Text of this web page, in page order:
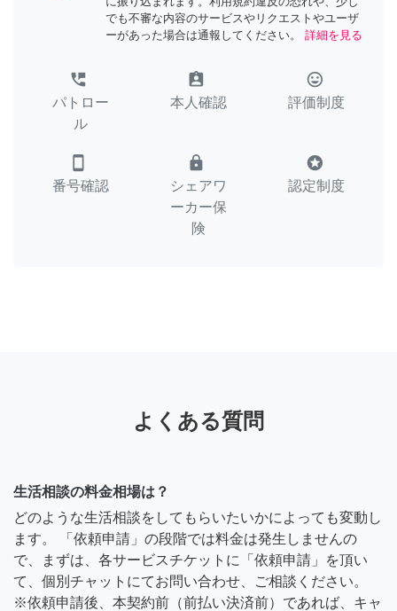
でも不審な内容のサービスやリクエストやユーザ
ーがあった場合は通報してください。
詳細を見る
perm_phone_msg
パトロー
ル
assignment_ind
本人確認
tag_faces
評価制度
smartphone
番号確認
lock
シェアワ
ーカー保
険
stars
認定制度
よくある質問
生活相談の料金相場は？
どのような生活相談をしてもらいたいかによっても変動し
ます。 「依頼申請」の段階では料金は発生しませんの
で、まずは、各サービスチケットに「依頼申請」を頂い
て、個別チャットにてお問い合わせ、ご相談ください。
※依頼申請後、本契約前（前払い決済前）であれば、キャ